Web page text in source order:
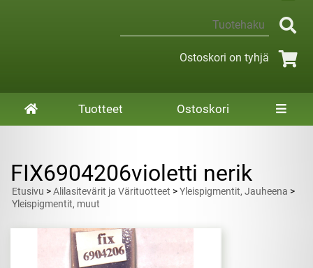
Ostoskori on tyhjä
Tuotteet Ostoskori
FIX6904206violetti nerik
Etusivu >Alilasitevärit ja Värituotteet >Yleispigmentit, Jauheena >
Yleispigmentit, muut